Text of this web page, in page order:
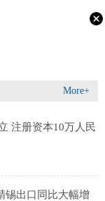
More+
注册资本10万人民
锡出口同比大幅增